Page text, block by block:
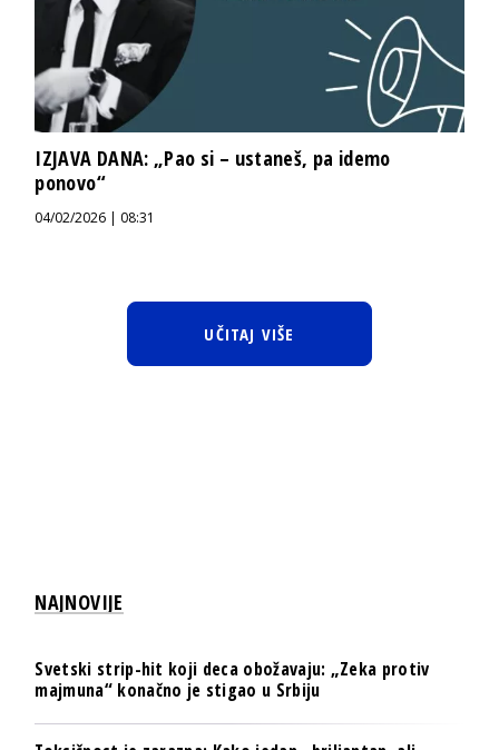
IZJAVA DANA: „Pao si – ustaneš, pa idemo
ponovo“
04/02/2026 | 08:31
UČITAJ VIŠE
NAJNOVIJE
Svetski strip-hit koji deca obožavaju: „Zeka protiv
majmuna“ konačno je stigao u Srbiju